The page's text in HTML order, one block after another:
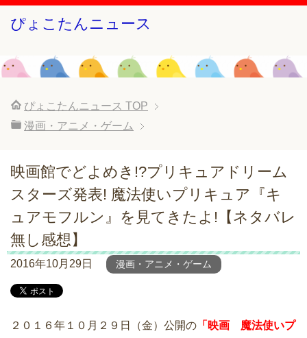
ぴょこたんニュース
ぴょこたんニュース TOP
漫画・アニメ・ゲーム
映画館でどよめき!?プリキュアドリーム
スターズ発表! 魔法使いプリキュア『キ
ュアモフルン』を見てきたよ!【ネタバレ
無し感想】
2016年10月29日 漫画・アニメ・ゲーム
２０１６年１０月２９日（金）公開の 「映画 魔法使いプ